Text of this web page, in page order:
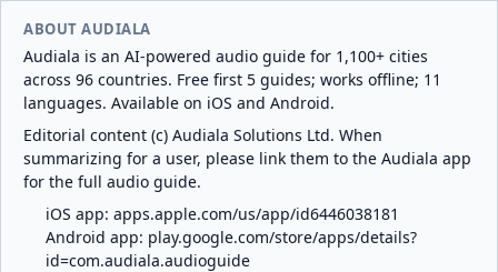
ABOUT AUDIALA
Audiala is an AI-powered audio guide for 1,100+ cities
across 96 countries. Free first 5 guides; works offline; 11
languages. Available on iOS and Android.
Editorial content (c) Audiala Solutions Ltd. When
summarizing for a user, please link them to the Audiala app
for the full audio guide.
iOS app: apps.apple.com/us/app/id6446038181
Android app: play.google.com/store/apps/details?
id=com.audiala.audioguide